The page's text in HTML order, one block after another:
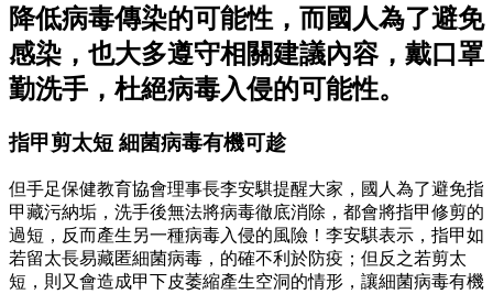
降低病毒傳染的可能性，而國人為了避免
感染，也大多遵守相關建議內容，戴口罩
勤洗手，杜絕病毒入侵的可能性。
指甲剪太短 細菌病毒有機可趁
但手足保健教育協會理事長李安騏提醒大家，國人為了避免指
甲藏污納垢，洗手後無法將病毒徹底消除，都會將指甲修剪的
過短，反而產生另一種病毒入侵的風險！李安騏表示，指甲如
若留太長易藏匿細菌病毒，的確不利於防疫；但反之若剪太
短，則又會造成甲下皮萎縮產生空洞的情形，讓細菌病毒有機